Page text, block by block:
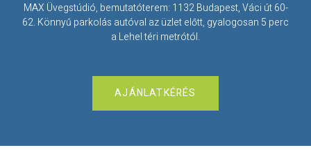
MAX Üvegstúdió, bemutatóterem: 1132 Budapest, Váci út 60-
62. Könnyű parkolás autóval az üzlet előtt, gyalogosan 5 perc
a Lehel téri metrótól.
AJÁNLATKÉRÉS